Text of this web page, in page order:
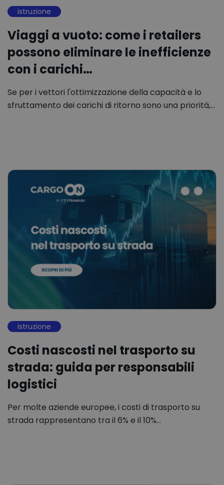
istruzione
Viaggi a vuoto: come i retailers
possono eliminare le inefficienze
con i carichi…
Se per i vettori l'ottimizzazione della capacità e lo
sfruttamento dei carichi di ritorno sono una priorità,…
istruzione
Costi nascosti nel trasporto su
strada: guida per responsabili
logistici
Per molte aziende europee, i costi di trasporto su
strada rappresentano tra il 6% e il 10%…